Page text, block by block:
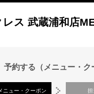
レス 武蔵浦和店
予約する（メニュー・ク
ニュー・クーポン 担